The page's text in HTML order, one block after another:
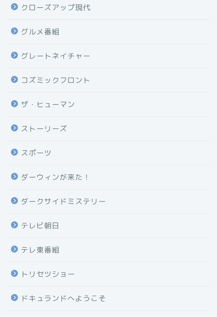
クローズアップ現代
グルメ番組
グレートネイチャー
コズミックフロント
ザ・ヒューマン
ストーリーズ
スポーツ
ダーウィンが来た！
ダークサイドミステリー
テレビ朝日
テレ東番組
トリセツショー
ドキュランドへようこそ